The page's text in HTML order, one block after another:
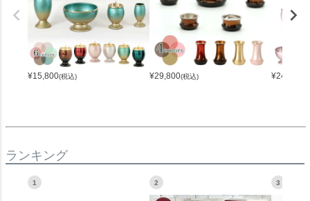
¥15,800(税込) ¥29,800(税込) ¥24,900
ランキング
1 2 3